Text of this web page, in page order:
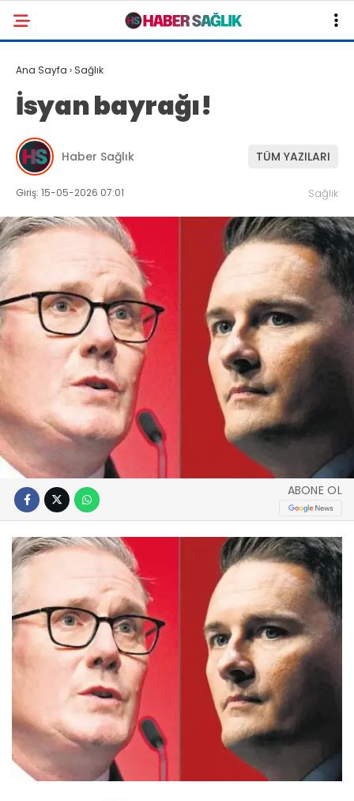
Ana Sayfa › Sağlık
İsyan bayrağı!
Haber Sağlık TÜM YAZILARI
Giriş: 15-05-2026 07:01 Sağlık
ABONE OL